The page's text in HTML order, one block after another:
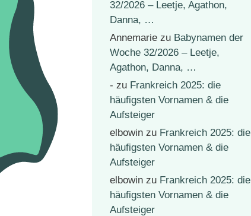
32/2026 – Leetje, Agathon,
Danna, …
Annemarie zu Babynamen der
Woche 32/2026 – Leetje,
Agathon, Danna, …
- zu Frankreich 2025: die
häufigsten Vornamen & die
Aufsteiger
elbowin zu Frankreich 2025: die
häufigsten Vornamen & die
Aufsteiger
elbowin zu Frankreich 2025: die
häufigsten Vornamen & die
Aufsteiger